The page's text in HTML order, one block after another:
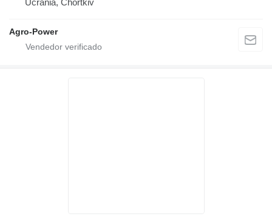
Agro-Power